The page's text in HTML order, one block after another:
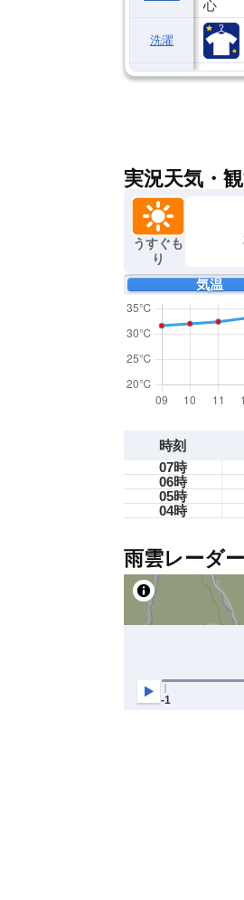
洗濯
実況天気・
うすぐも
り
気温
時刻
07時
06時
05時
04時
雨雲レーダー